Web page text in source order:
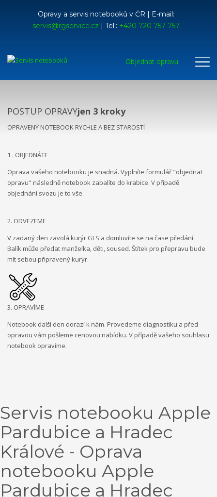
Opravy a servis notebooků v ČR | E-mail:
servis@rgservice.cz | Tel.: +420 720 757 757
Objednat opravu
POSTUP OPRAVYjen 3 kroky
OPRAVENÝ NOTEBOOK RYCHLE A BEZ STAROSTÍ
1 . OBJEDNÁTE
Oprava vašeho notebooku je snadná. Vyplníte formulář "objednat
opravu" následně notebook zabalíte do krabice. V případě
objednání svozu je to vše.
2. ODVEZEME
V zadaný den zavolá kurýr GLS a domluvíte se na čase předání.
Balík může předat manželka, děti, soused. Štítek pro přepravu bude
mít sebou připravený kurýr.
3. OPRAVÍME
Notebook další den dorazí k nám. Provedeme diagnostiku a před
opravou vám pošleme cenovou nabídku. V případě vašeho souhlasu
notebook opravíme.
Servis notebooku Apple
Pardubice a Hradec
Králové - Oprava
notebooku Apple
Pardubice a Hradec